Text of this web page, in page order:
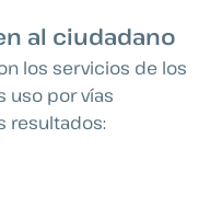
al ciudadano
los servicios de los
uso por vías
resultados: